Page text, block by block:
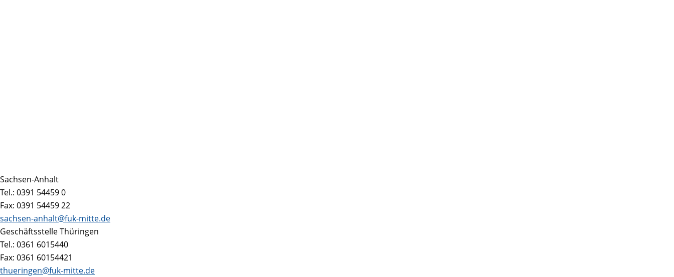
Sachsen-Anhalt
Tel.: 0391 54459 0
Fax: 0391 54459 22
sachsen-anhalt@fuk-mitte.de
Geschäftsstelle Thüringen
Tel.: 0361 6015440
Fax: 0361 60154421
thueringen@fuk-mitte.de